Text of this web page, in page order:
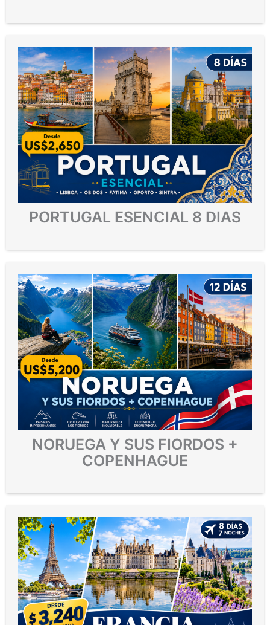
PORTUGAL ESENCIAL 8 DIAS
NORUEGA Y SUS FIORDOS +
COPENHAGUE